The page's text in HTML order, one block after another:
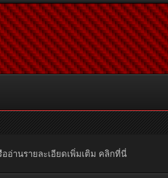
ออ่านรายละเอียดเพิ่มเติม คลิกที่นี่